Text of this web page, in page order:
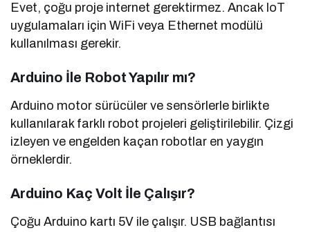
Evet, çoğu proje internet gerektirmez. Ancak IoT
uygulamaları için WiFi veya Ethernet modülü
kullanılması gerekir.
Arduino İle Robot Yapılır mı?
Arduino motor sürücüler ve sensörlerle birlikte
kullanılarak farklı robot projeleri geliştirilebilir. Çizgi
izleyen ve engelden kaçan robotlar en yaygın
örneklerdir.
Arduino Kaç Volt İle Çalışır?
Çoğu Arduino kartı 5V ile çalışır. USB bağlantısı